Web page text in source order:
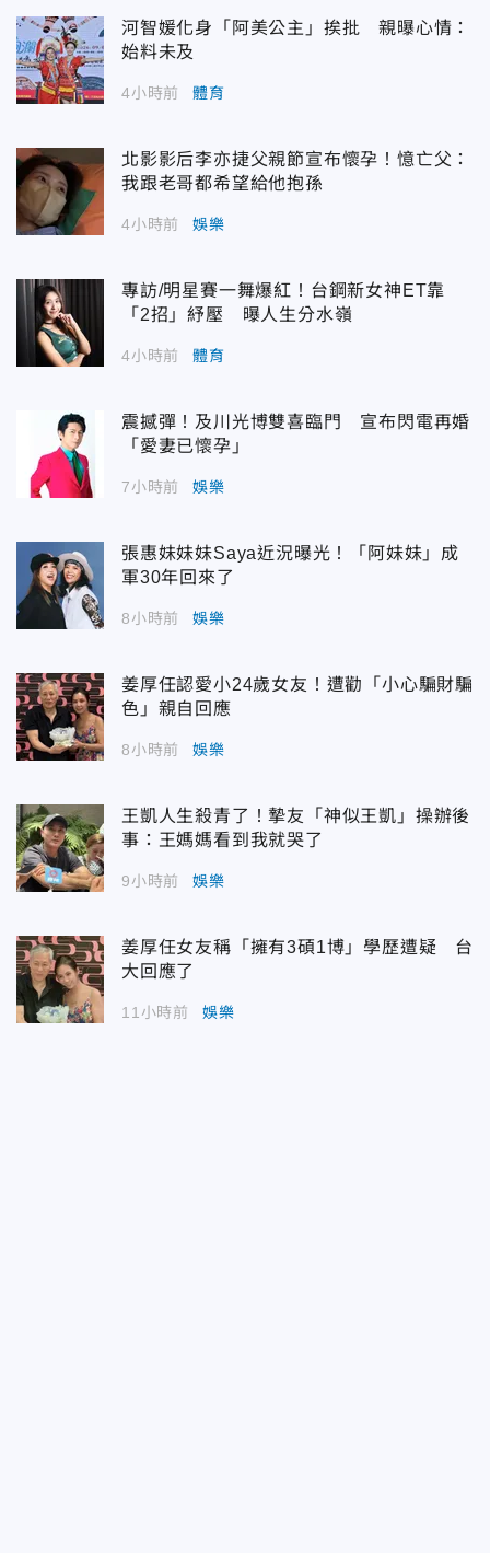
河智媛化身「阿美公主」挨批 親曝心情：
始料未及
4小時前 體育
北影影后李亦捷父親節宣布懷孕！憶亡父：
我跟老哥都希望給他抱孫
4小時前 娛樂
專訪/明星賽一舞爆紅！台鋼新女神ET靠
「2招」紓壓 曝人生分水嶺
4小時前 體育
震撼彈！及川光博雙喜臨門 宣布閃電再婚
「愛妻已懷孕」
7小時前 娛樂
張惠妹妹妹Saya近況曝光！「阿妹妹」成
軍30年回來了
8小時前 娛樂
姜厚任認愛小24歲女友！遭勸「小心騙財騙
色」親自回應
8小時前 娛樂
王凱人生殺青了！摯友「神似王凱」操辦後
事：王媽媽看到我就哭了
9小時前 娛樂
姜厚任女友稱「擁有3碩1博」學歷遭疑 台
大回應了
11小時前 娛樂